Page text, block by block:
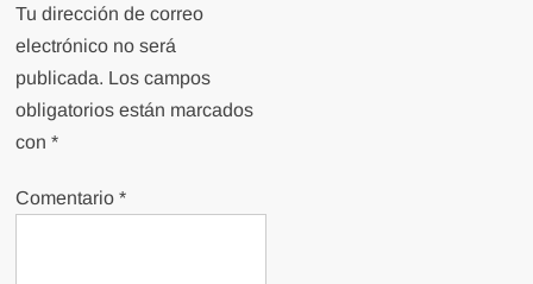
Tu dirección de correo
electrónico no será
publicada. Los campos
obligatorios están marcados
con*
Comentario*